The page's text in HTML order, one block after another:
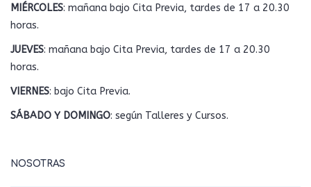
MIÉRCOLES: mañana bajo Cita Previa, tardes de 17 a 20.30
horas.
JUEVES: mañana bajo Cita Previa, tardes de 17 a 20.30
horas.
VIERNES: bajo Cita Previa.
SÁBADO Y DOMINGO: según Talleres y Cursos.
NOSOTRAS